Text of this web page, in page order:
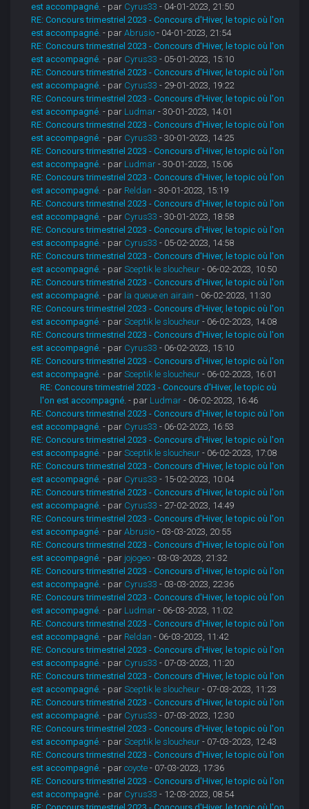
est accompagné. - par Cyrus33 - 04-01-2023, 21:50
RE: Concours trimestriel 2023 - Concours d'Hiver, le topic où l'on
est accompagné. - parAbrusio - 04-01-2023, 21:54
RE: Concours trimestriel 2023 - Concours d'Hiver, le topic où l'on
est accompagné. - par Cyrus33 - 05-01-2023, 15:10
RE: Concours trimestriel 2023 - Concours d'Hiver, le topic où l'on
est accompagné. - par Cyrus33 - 29-01-2023, 19:22
RE: Concours trimestriel 2023 - Concours d'Hiver, le topic où l'on
est accompagné. - par Ludmar - 30-01-2023, 14:01
RE: Concours trimestriel 2023 - Concours d'Hiver, le topic où l'on
est accompagné. - par Cyrus33 - 30-01-2023, 14:25
RE: Concours trimestriel 2023 - Concours d'Hiver, le topic où l'on
est accompagné. - par Ludmar - 30-01-2023, 15:06
RE: Concours trimestriel 2023 - Concours d'Hiver, le topic où l'on
est accompagné. - par Reldan - 30-01-2023, 15:19
RE: Concours trimestriel 2023 - Concours d'Hiver, le topic où l'on
est accompagné. - par Cyrus33 - 30-01-2023, 18:58
RE: Concours trimestriel 2023 - Concours d'Hiver, le topic où l'on
est accompagné. - par Cyrus33 - 05-02-2023, 14:58
RE: Concours trimestriel 2023 - Concours d'Hiver, le topic où l'on
est accompagné. - parSceptik le sloucheur - 06-02-2023, 10:50
RE: Concours trimestriel 2023 - Concours d'Hiver, le topic où l'on
est accompagné. - par la queue en airain - 06-02-2023, 11:30
RE: Concours trimestriel 2023 - Concours d'Hiver, le topic où l'on
est accompagné. - parSceptik le sloucheur - 06-02-2023, 14:08
RE: Concours trimestriel 2023 - Concours d'Hiver, le topic où l'on
est accompagné. - par Cyrus33 - 06-02-2023, 15:10
RE: Concours trimestriel 2023 - Concours d'Hiver, le topic où l'on
est accompagné. - parSceptik le sloucheur - 06-02-2023, 16:01
RE: Concours trimestriel 2023 - Concours d'Hiver, le topic où
l'on est accompagné. - par Ludmar - 06-02-2023, 16:46
RE: Concours trimestriel 2023 - Concours d'Hiver, le topic où l'on
est accompagné. - par Cyrus33 - 06-02-2023, 16:53
RE: Concours trimestriel 2023 - Concours d'Hiver, le topic où l'on
est accompagné. - parSceptik le sloucheur - 06-02-2023, 17:08
RE: Concours trimestriel 2023 - Concours d'Hiver, le topic où l'on
est accompagné. - par Cyrus33 - 15-02-2023, 10:04
RE: Concours trimestriel 2023 - Concours d'Hiver, le topic où l'on
est accompagné. - par Cyrus33 - 27-02-2023, 14:49
RE: Concours trimestriel 2023 - Concours d'Hiver, le topic où l'on
est accompagné. - parAbrusio - 03-03-2023, 20:55
RE: Concours trimestriel 2023 - Concours d'Hiver, le topic où l'on
est accompagné. - par jojogeo - 03-03-2023, 21:32
RE: Concours trimestriel 2023 - Concours d'Hiver, le topic où l'on
est accompagné. - par Cyrus33 - 03-03-2023, 22:36
RE: Concours trimestriel 2023 - Concours d'Hiver, le topic où l'on
est accompagné. - par Ludmar - 06-03-2023, 11:02
RE: Concours trimestriel 2023 - Concours d'Hiver, le topic où l'on
est accompagné. - par Reldan - 06-03-2023, 11:42
RE: Concours trimestriel 2023 - Concours d'Hiver, le topic où l'on
est accompagné. - par Cyrus33 - 07-03-2023, 11:20
RE: Concours trimestriel 2023 - Concours d'Hiver, le topic où l'on
est accompagné. - parSceptik le sloucheur - 07-03-2023, 11:23
RE: Concours trimestriel 2023 - Concours d'Hiver, le topic où l'on
est accompagné. - par Cyrus33 - 07-03-2023, 12:30
RE: Concours trimestriel 2023 - Concours d'Hiver, le topic où l'on
est accompagné. - parSceptik le sloucheur - 07-03-2023, 12:43
RE: Concours trimestriel 2023 - Concours d'Hiver, le topic où l'on
est accompagné. - parcoyote - 07-03-2023, 17:36
RE: Concours trimestriel 2023 - Concours d'Hiver, le topic où l'on
est accompagné. - par Cyrus33 - 12-03-2023, 08:54